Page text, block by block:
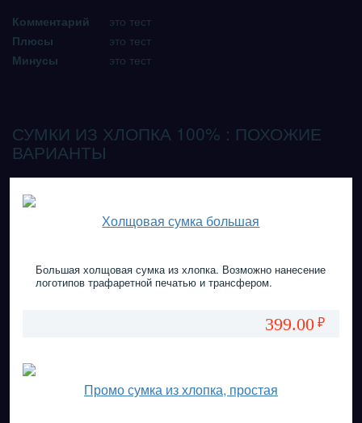
Комментарий
это тест
Плюсы
это тест
Минусы
это тест
СУМКИ ИЗ ХЛОПКА 100% : ПОХОЖИЕ
ВАРИАНТЫ
Холщовая сумка большая
Большая холщовая сумка из хлопка. Возможно нанесение
логотипов трафаретной печатью и трансфером.
399.00 ₽
Промо сумка из хлопка, простая